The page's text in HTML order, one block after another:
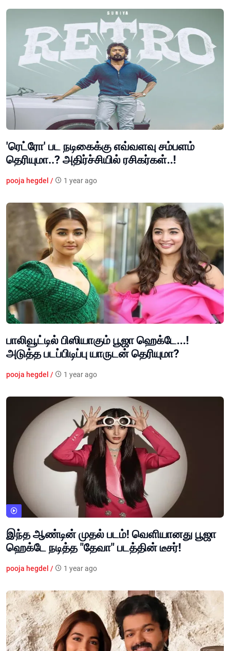
'ரெட்ரோ' பட நடிகைக்கு எவ்வளவு சம்பளம்
தெரியுமா..? அதிர்ச்சியில் ரசிகர்கள்..!
pooja hegdel / 1 year ago
பாலிவூட்டில் பிஸியாகும் பூஜா ஹெக்டே...!
அடுத்த படப்பிடிப்பு யாருடன் தெரியுமா?
pooja hegdel / 1 year ago
இந்த ஆண்டின் முதல் படம்! வெளியானது பூஜா
ஹெக்டே நடித்த "தேவா" படத்தின் டீசர்!
pooja hegdel / 1 year ago